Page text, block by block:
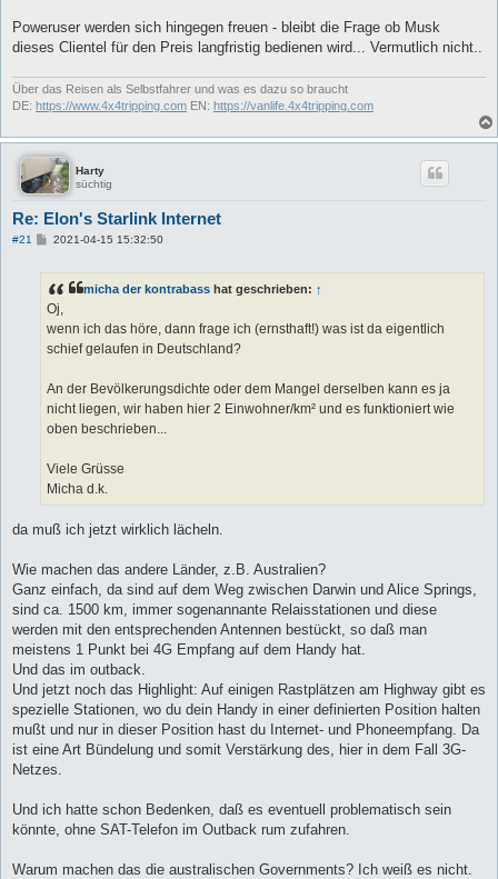
Poweruser werden sich hingegen freuen - bleibt die Frage ob Musk
dieses Clientel für den Preis langfristig bedienen wird... Vermutlich nicht..
Über das Reisen als Selbstfahrer und was es dazu so braucht
DE: https://www.4x4tripping.com EN: https://vanlife.4x4tripping.com
Harty
süchtig
Re: Elon's Starlink Internet
#21
B
r
a
2021-04-15 15:32:50
micha der kontrabass hat geschrieben: ↑
Oj,
wenn ich das höre, dann frage ich (ernsthaft!) was ist da eigentlich
schief gelaufen in Deutschland?
An der Bevölkerungsdichte oder dem Mangel derselben kann es ja
nicht liegen, wir haben hier 2 Einwohner/km² und es funktioniert wie
oben beschrieben...
Viele Grüsse
Micha d.k.
da muß ich jetzt wirklich lächeln.
Wie machen das andere Länder, z.B. Australien?
Ganz einfach, da sind auf dem Weg zwischen Darwin und Alice Springs,
sind ca. 1500 km, immer sogenannante Relaisstationen und diese
werden mit den entsprechenden Antennen bestückt, so daß man
meistens 1 Punkt bei 4G Empfang auf dem Handy hat.
Und das im outback.
Und jetzt noch das Highlight: Auf einigen Rastplätzen am Highway gibt es
spezielle Stationen, wo du dein Handy in einer definierten Position halten
mußt und nur in dieser Position hast du Internet- und Phoneempfang. Da
ist eine Art Bündelung und somit Verstärkung des, hier in dem Fall 3G-
Netzes.
Und ich hatte schon Bedenken, daß es eventuell problematisch sein
könnte, ohne SAT-Telefon im Outback rum zufahren.
Warum machen das die australischen Governments? Ich weiß es nicht.